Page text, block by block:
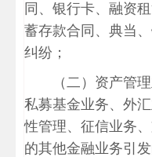
同、银行卡、融资
蓄存款合同、典当
纠纷；
（二）资产管
私募基金业务、外
性管理、征信业务
的其他金融业务引